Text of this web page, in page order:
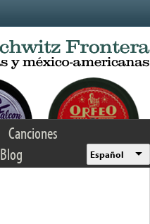
Canciones
Blog Español